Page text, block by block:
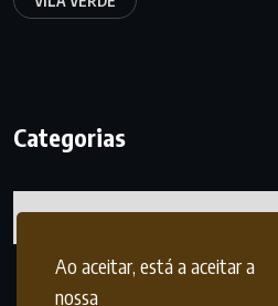
Ao aceitar, está a aceitar a
nossa
Categorias